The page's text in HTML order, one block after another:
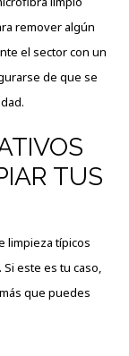
remover algún
el sector con un
de que se
TUS
limpieza típicos
este es tu caso,
que puedes